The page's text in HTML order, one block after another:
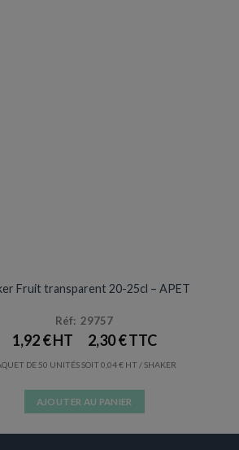
Fruit transparent 20-25cl – APET
Réf: 29757
1,92€ 2,30€
DE 50 UNITÉS SOIT 0,04€ / SHAKER
AJOUTER AU PANIER